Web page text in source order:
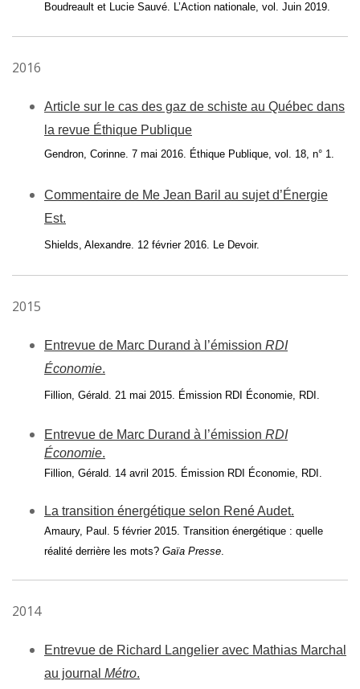
Boudreault et Lucie Sauvé. L’Action nationale, vol. Juin 2019.
2016
Article sur le cas des gaz de schiste au Québec dans
la revue Éthique Publique
Gendron, Corinne. 7 mai 2016. Éthique Publique, vol. 18, n° 1.
Commentaire de Me Jean Baril au sujet d’Énergie
Est.
Shields, Alexandre. 12 février 2016. Le Devoir.
2015
Entrevue de Marc Durand à l’émission RDI
Économie.
Fillion, Gérald. 21 mai 2015. Émission RDI Économie, RDI.
Entrevue de Marc Durand à l’émission RDI
Économie.
Fillion, Gérald. 14 avril 2015. Émission RDI Économie, RDI.
La transition énergétique selon René Audet.
Amaury, Paul. 5 février 2015. Transition énergétique : quelle
réalité derrière les mots? Gaïa Presse.
2014
Entrevue de Richard Langelier avec Mathias Marchal
au journal Métro.